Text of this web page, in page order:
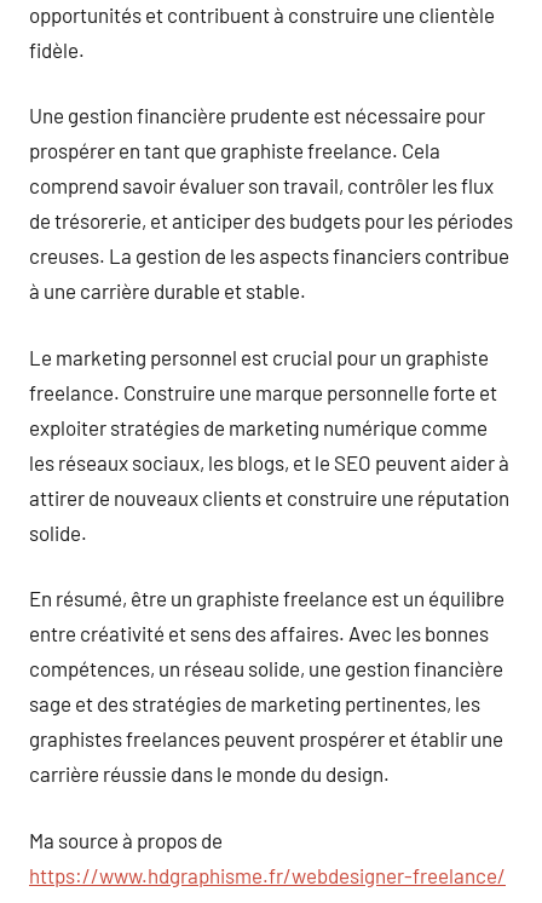
opportunités et contribuent à construire une clientèle
fidèle.
Une gestion financière prudente est nécessaire pour
prospérer en tant que graphiste freelance. Cela
comprend savoir évaluer son travail, contrôler les flux
de trésorerie, et anticiper des budgets pour les périodes
creuses. La gestion de les aspects financiers contribue
à une carrière durable et stable.
Le marketing personnel est crucial pour un graphiste
freelance. Construire une marque personnelle forte et
exploiter stratégies de marketing numérique comme
les réseaux sociaux, les blogs, et le SEO peuvent aider à
attirer de nouveaux clients et construire une réputation
solide.
En résumé, être un graphiste freelance est un équilibre
entre créativité et sens des affaires. Avec les bonnes
compétences, un réseau solide, une gestion financière
sage et des stratégies de marketing pertinentes, les
graphistes freelances peuvent prospérer et établir une
carrière réussie dans le monde du design.
Ma source à propos de
https://www.hdgraphisme.fr/webdesigner-freelance/